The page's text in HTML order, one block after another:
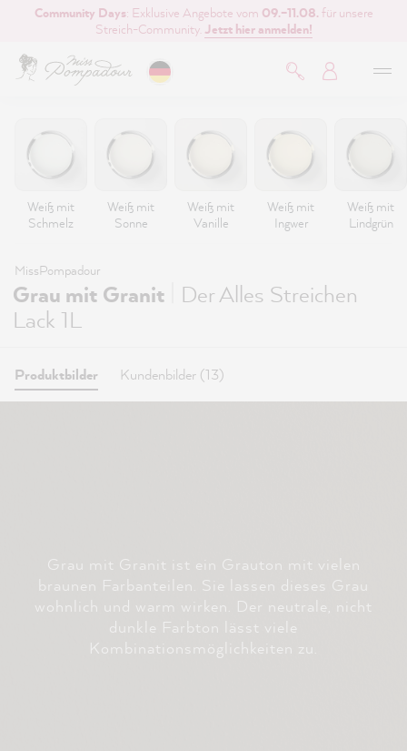
springen
Community Days: Exklusive Angebote vom 09.–11.08. für unsere
Streich-Community. Jetzt hier anmelden!
Weiß mit
Schmelz
Weiß mit
Sonne
Weiß mit
Vanille
Weiß mit
Ingwer
Weiß mit
Lindgrün
MissPompadour
Grau mit Granit
Der Alles Streichen
Lack 1L
Produktbilder Kundenbilder (13)
Grau mit Granit ist ein Grauton mit vielen
braunen Farbanteilen. Sie lassen dieses Grau
wohnlich und warm wirken. Der neutrale, nicht
dunkle Farbton lässt viele
Kombinationsmöglichkeiten zu.